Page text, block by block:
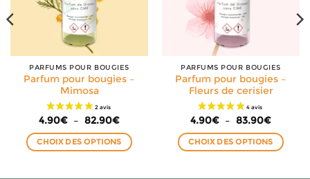
PARFUMS POUR BOUGIES
Parfum pour bougies –
Mimosa
4.90€ – 82.90€Plage
prix :
4.90€
CHOIX DES OPTIONS
PARFUMS POUR BOUGIES
Parfum pour bougies –
Fleurs de cerisier
4.90€ – 83.90€Plage
prix :
4.90€
CHOIX DES OPTIONS